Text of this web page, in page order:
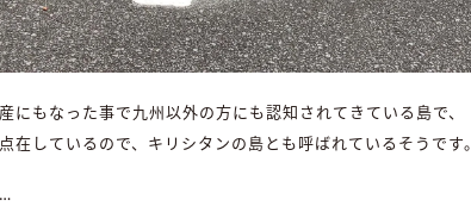
にもなった事で九州以外の方にも認知されてきている島で、
在しているので、キリシタンの島とも呼ばれているそうです。